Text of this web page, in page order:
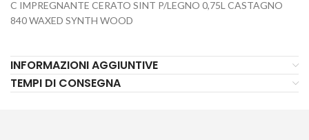
C IMPREGNANTE CERATO SINT P/LEGNO 0,75L CASTAGNO
840 WAXED SYNTH WOOD
INFORMAZIONI AGGIUNTIVE
TEMPI DI CONSEGNA